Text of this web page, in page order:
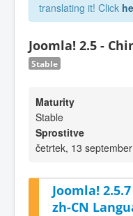
translating it! Click
Joomla! 2.5 -
Stable
Maturity
Stable
Sprostitve
četrtek, 13
Joomla!
zh-CN